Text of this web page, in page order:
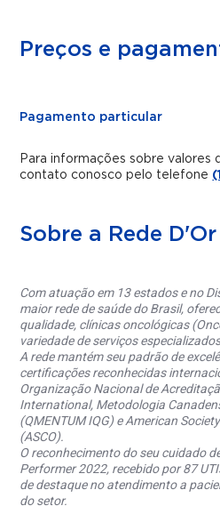
Preços e
Pagamento particular
Para informações sobre valores
contato conosco pelo telefone
Sobre a Rede D'Or
Com atuação em 13 estados e no
maior rede de saúde do Brasil,
qualidade, clínicas oncológicas
variedade de serviços
A rede mantém seu padrão de
certificações reconhecidas
Organização Nacional de
International, Metodologia
(QMENTUM IQG) e American
(ASCO).
O reconhecimento do seu cuidado
Performer 2022, recebido por 87
de destaque no atendimento a
do setor.